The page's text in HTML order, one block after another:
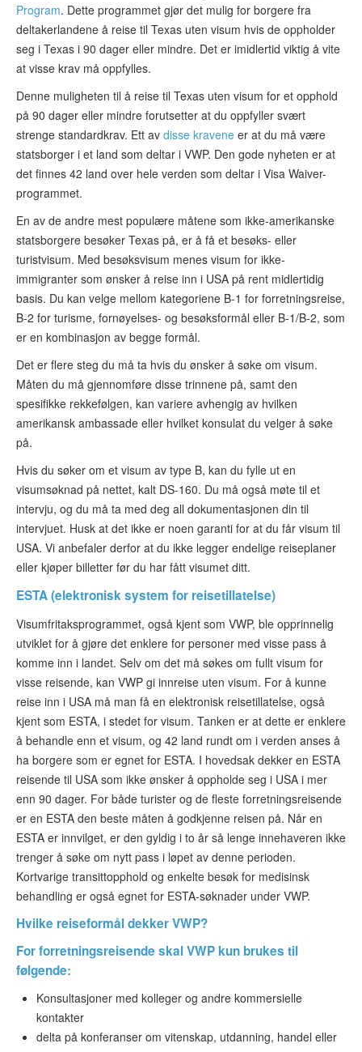
Program. Dette programmet gjør det mulig for borgere fra
deltakerlandene å reise til Texas uten visum hvis de oppholder
seg i Texas i 90 dager eller mindre. Det er imidlertid viktig å vite
at visse krav må oppfylles.
Denne muligheten til å reise til Texas uten visum for et opphold
på 90 dager eller mindre forutsetter at du oppfyller svært
strenge standardkrav. Ett av disse kravene er at du må være
statsborger i et land som deltar i VWP. Den gode nyheten er at
det finnes 42 land over hele verden som deltar i Visa Waiver-
programmet.
En av de andre mest populære måtene som ikke-amerikanske
statsborgere besøker Texas på, er å få et besøks- eller
turistvisum. Med besøksvisum menes visum for ikke-
immigranter som ønsker å reise inn i USA på rent midlertidig
basis. Du kan velge mellom kategoriene B-1 for forretningsreise,
B-2 for turisme, fornøyelses- og besøksformål eller B-1/B-2, som
er en kombinasjon av begge formål.
Det er flere steg du må ta hvis du ønsker å søke om visum.
Måten du må gjennomføre disse trinnene på, samt den
spesifikke rekkefølgen, kan variere avhengig av hvilken
amerikansk ambassade eller hvilket konsulat du velger å søke
på.
Hvis du søker om et visum av type B, kan du fylle ut en
visumsøknad på nettet, kalt DS-160. Du må også møte til et
intervju, og du må ta med deg all dokumentasjonen din til
intervjuet. Husk at det ikke er noen garanti for at du får visum til
USA. Vi anbefaler derfor at du ikke legger endelige reiseplaner
eller kjøper billetter før du har fått visumet ditt.
ESTA (elektronisk system for reisetillatelse)
Visumfritaksprogrammet, også kjent som VWP, ble opprinnelig
utviklet for å gjøre det enklere for personer med visse pass å
komme inn i landet. Selv om det må søkes om fullt visum for
visse reisende, kan VWP gi innreise uten visum. For å kunne
reise inn i USA må man få en elektronisk reisetillatelse, også
kjent som ESTA, i stedet for visum. Tanken er at dette er enklere
å behandle enn et visum, og 42 land rundt om i verden anses å
ha borgere som er egnet for ESTA. I hovedsak dekker en ESTA
reisende til USA som ikke ønsker å oppholde seg i USA i mer
enn 90 dager. For både turister og de fleste forretningsreisende
er en ESTA den beste måten å godkjenne reisen på. Når en
ESTA er innvilget, er den gyldig i to år så lenge innehaveren ikke
trenger å søke om nytt pass i løpet av denne perioden.
Kortvarige transittopphold og enkelte besøk for medisinsk
behandling er også egnet for ESTA-søknader under VWP.
Hvilke reiseformål dekker VWP?
Forforretningsreisende skal VWP kun brukes til
følgende:
Konsultasjoner med kolleger og andre kommersielle
kontakter
delta på konferanser om vitenskap, utdanning, handel eller